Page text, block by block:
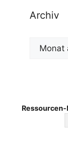
Archiv
Archiv